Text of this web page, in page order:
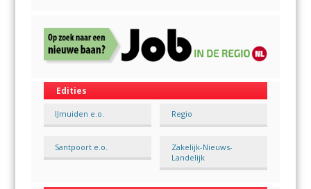
Edities
IJmuiden e.o. Regio
Santpoort e.o.
Zakelijk-Nieuws-
Landelijk